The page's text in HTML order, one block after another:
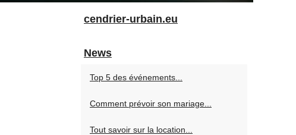
cendrier-urbain.eu
News
Top 5 des événements...
Comment prévoir son mariage...
Tout savoir sur la location...